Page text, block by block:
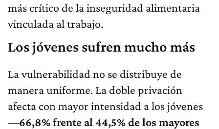
más crítico de la inseguridad alimentaria
vinculada al trabajo.
Los jóvenes sufren mucho más
La vulnerabilidad no se distribuye de
manera uniforme. La doble privación
afecta con mayor intensidad a los jóvenes
—66,8% frente al 44,5% de los mayores